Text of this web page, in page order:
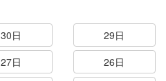
30日
29日
27日
26日